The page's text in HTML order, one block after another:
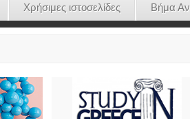
Χρήσιμες ιστοσελίδες Βήμα